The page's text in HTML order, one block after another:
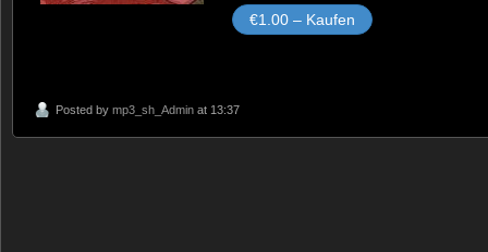
€1.00 – Kaufen
Posted by mp3_sh_Admin at 13:37